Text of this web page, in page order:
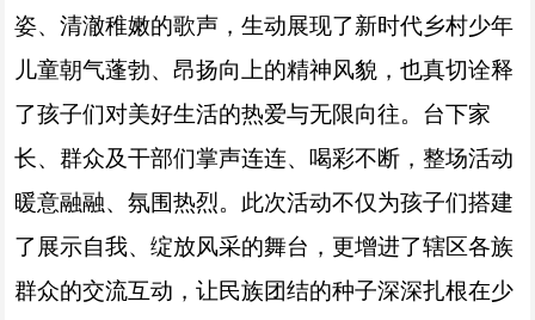
姿、清澈稚嫩的歌声，生动展现了新时代乡村少年
儿童朝气蓬勃、昂扬向上的精神风貌，也真切诠释
了孩子们对美好生活的热爱与无限向往。台下家
长、群众及干部们掌声连连、喝彩不断，整场活动
暖意融融、氛围热烈。此次活动不仅为孩子们搭建
了展示自我、绽放风采的舞台，更增进了辖区各族
群众的交流互动，让民族团结的种子深深扎根在少